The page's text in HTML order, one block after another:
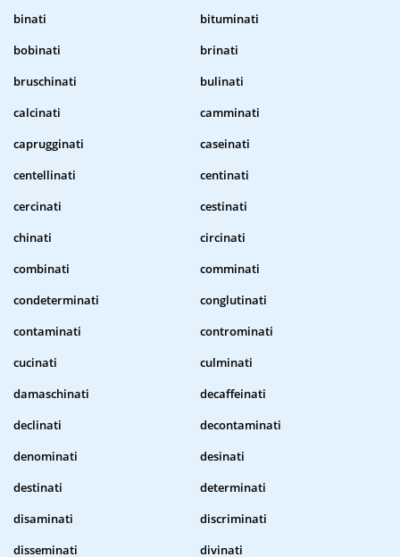
binati
bituminati
bobinati
brinati
bruschinati
bulinati
calcinati
camminati
caprugginati
caseinati
centellinati
centinati
cercinati
cestinati
chinati
circinati
combinati
comminati
condeterminati
conglutinati
contaminati
controminati
cucinati
culminati
damaschinati
decaffeinati
declinati
decontaminati
denominati
desinati
destinati
determinati
disaminati
discriminati
disseminati
divinati